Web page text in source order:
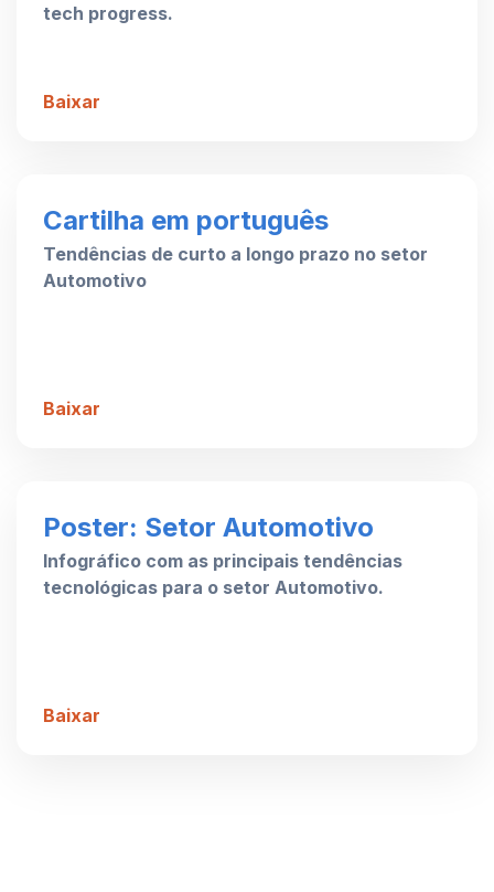
tech progress.
Baixar
Cartilha em português
Tendências de curto a longo prazo no setor
Automotivo
Baixar
Poster: Setor Automotivo
Infográfico com as principais tendências
tecnológicas para o setor Automotivo.
Baixar